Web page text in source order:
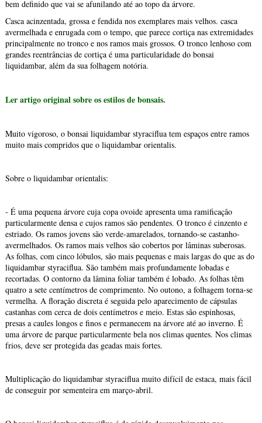
bem definido que vai se afunilando até ao topo da árvore.
Casca acinzentada, grossa e fendida nos exemplares mais velhos. casca
avermelhada e enrugada com o tempo, que parece cortiça nas extremidades
principalmente no tronco e nos ramos mais grossos. O tronco lenhoso com
grandes reentrâncias de cortiça é uma particularidade do bonsai
liquidambar, além da sua folhagem notória.
Ler artigo original sobre os estilos de bonsais.
Muito vigoroso, o bonsai liquidambar styraciflua tem espaços entre ramos
muito mais compridos que o liquidambar orientalis.
Sobre o liquidambar orientalis:
- É uma pequena árvore cuja copa ovoide apresenta uma ramificação
particularmente densa e cujos ramos são pendentes. O tronco é cinzento e
estriado. Os ramos jovens são verde-amarelados, tornando-se castanho-
avermelhados. Os ramos mais velhos são cobertos por lâminas suberosas.
As folhas, com cinco lóbulos, são mais pequenas e mais largas do que as do
liquidambar styraciflua. São também mais profundamente lobadas e
recortadas. O contorno da lâmina foliar também é lobado. As folhas têm
quatro a sete centímetros de comprimento. No outono, a folhagem torna-se
vermelha. A floração discreta é seguida pelo aparecimento de cápsulas
castanhas com cerca de dois centímetros e meio. Estas são espinhosas,
presas a caules longos e finos e permanecem na árvore até ao inverno. É
uma árvore de parque particularmente bela nos climas quentes. Nos climas
frios, deve ser protegida das geadas mais fortes.
Multiplicação do liquidambar styraciflua muito difícil de estaca, mais fácil
de conseguir por sementeira em março-abril.